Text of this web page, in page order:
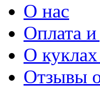
О нас
Оплата и
О
Отзывы